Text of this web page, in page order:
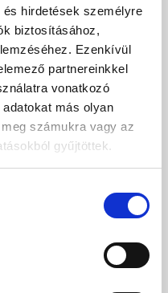
hirdetések személyre
biztosításához,
Ezenkívül
partnereinkkel
vonatkozó
más olyan
számukra vagy az
gyűjtöttek.
forradalomig.